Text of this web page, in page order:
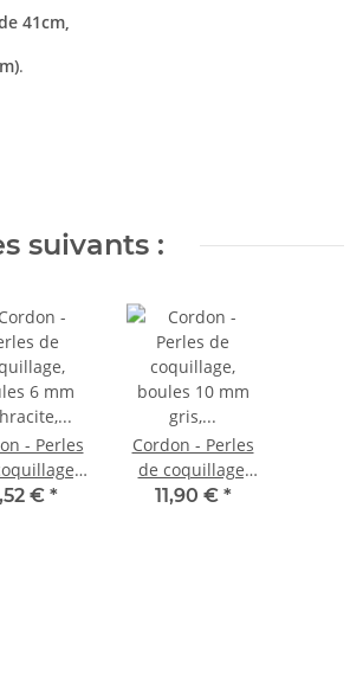
41cm,
.
suivants :
- Perles
6 mm
€ *
Cordon - Perles
de coquillage,
boules 10 mm
11,90 € *